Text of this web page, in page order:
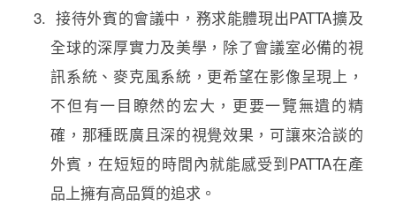
接待外賓的會議中，務求能體現出PATTA擴及
全球的深厚實力及美學，除了會議室必備的視
訊系統、麥克風系統，更希望在影像呈現上，
不但有一目瞭然的宏大，更要一覽無遺的精
確，那種既廣且深的視覺效果，可讓來洽談的
外賓，在短短的時間內就能感受到PATTA在產
品上擁有高品質的追求。